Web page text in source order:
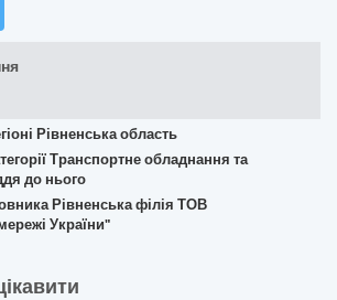
Рівненська область
Транспортне обладнання та
до нього
Рівненська філія ТОВ
України"